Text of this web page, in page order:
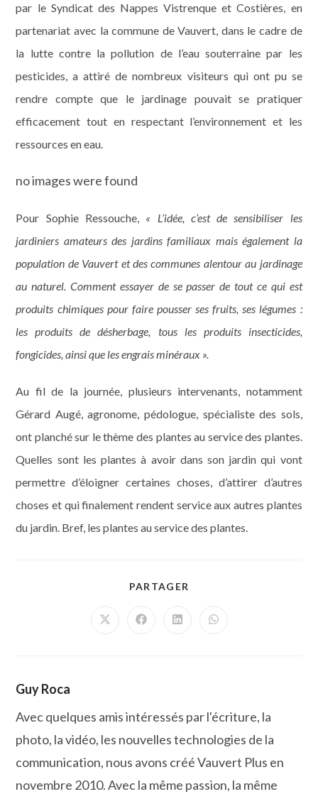
par le Syndicat des Nappes Vistrenque et Costières, en
partenariat avec la commune de Vauvert, dans le cadre de
la lutte contre la pollution de l’eau souterraine par les
pesticides, a attiré de nombreux visiteurs qui ont pu se
rendre compte que le jardinage pouvait se pratiquer
efficacement tout en respectant l’environnement et les
ressources en eau.
no images were found
Pour Sophie Ressouche, « L’idée, c’est de sensibiliser les
jardiniers amateurs des jardins familiaux mais également la
population de Vauvert et des communes alentour au jardinage
au naturel. Comment essayer de se passer de tout ce qui est
produits chimiques pour faire pousser ses fruits, ses légumes :
les produits de désherbage, tous les produits insecticides,
fongicides, ainsi que les engrais minéraux ».
Au fil de la journée, plusieurs intervenants, notamment
Gérard Augé, agronome, pédologue, spécialiste des sols,
ont planché sur le thème des plantes au service des plantes.
Quelles sont les plantes à avoir dans son jardin qui vont
permettre d’éloigner certaines choses, d’attirer d’autres
choses et qui finalement rendent service aux autres plantes
du jardin. Bref, les plantes au service des plantes.
PARTAGER
Ouvrir
Ouvrir
Ouvrir
Ouvrir
Guy Roca
Avec quelques amis intéressés par l'écriture, la
photo, la vidéo, les nouvelles technologies de la
communication, nous avons créé Vauvert Plus en
novembre 2010. Avec la même passion, la même